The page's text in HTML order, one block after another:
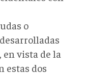
o
en vista de la
estas dos